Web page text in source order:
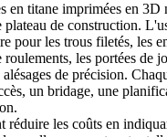
en titane imprimées en 3D
plateau de construction. L'
pour les trous filetés, les
roulements, les portées de
de précision.
un bridage, une
réduire les coûts en